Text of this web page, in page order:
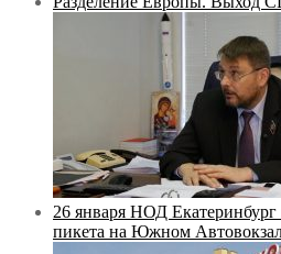
26 января НОД
пикета на Южном